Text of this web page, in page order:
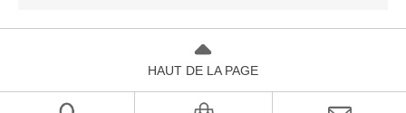
HAUT DE LA PAGE